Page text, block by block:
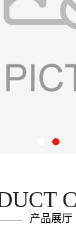
产品展厅